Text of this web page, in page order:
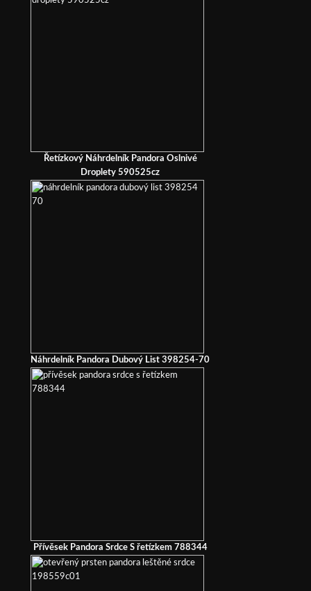
Řetízkový Náhrdelník Pandora Oslnivé
Droplety 590525cz
Náhrdelník Pandora Dubový List 398254-70
Přívěsek Pandora Srdce S řetízkem 788344